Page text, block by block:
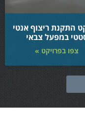
התקנת ריצוף אנטי
במפעל צבאי
צפו בפרויקט »